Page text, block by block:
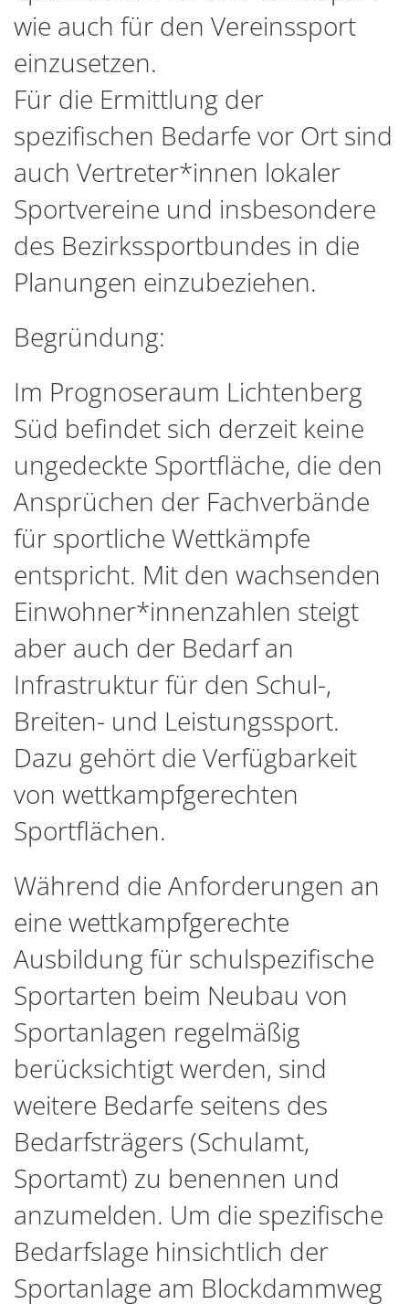
wie auch für den Vereinssport
einzusetzen.
Für die Ermittlung der
spezifischen Bedarfe vor Ort sind
auch Vertreter*innen lokaler
Sportvereine und insbesondere
des Bezirkssportbundes in die
Planungen einzubeziehen.
Begründung:
Im Prognoseraum Lichtenberg
Süd befindet sich derzeit keine
ungedeckte Sportfläche, die den
Ansprüchen der Fachverbände
für sportliche Wettkämpfe
entspricht. Mit den wachsenden
Einwohner*innenzahlen steigt
aber auch der Bedarf an
Infrastruktur für den Schul-,
Breiten- und Leistungssport.
Dazu gehört die Verfügbarkeit
von wettkampfgerechten
Sportflächen.
Während die Anforderungen an
eine wettkampfgerechte
Ausbildung für schulspezifische
Sportarten beim Neubau von
Sportanlagen regelmäßig
berücksichtigt werden, sind
weitere Bedarfe seitens des
Bedarfsträgers (Schulamt,
Sportamt) zu benennen und
anzumelden. Um die spezifische
Bedarfslage hinsichtlich der
Sportanlage am Blockdammweg